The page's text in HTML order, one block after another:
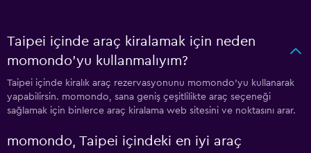
Taipei içinde araç kiralamak için neden
momondo'yu kullanmalıyım?
Taipei içinde kiralık araç rezervasyonunu momondo'yu kullanarak
yapabilirsin. momondo, sana geniş çeşitlilikte araç seçeneği
sağlamak için binlerce araç kiralama web sitesini ve noktasını arar.
momondo, Taipei içindeki en iyi araç